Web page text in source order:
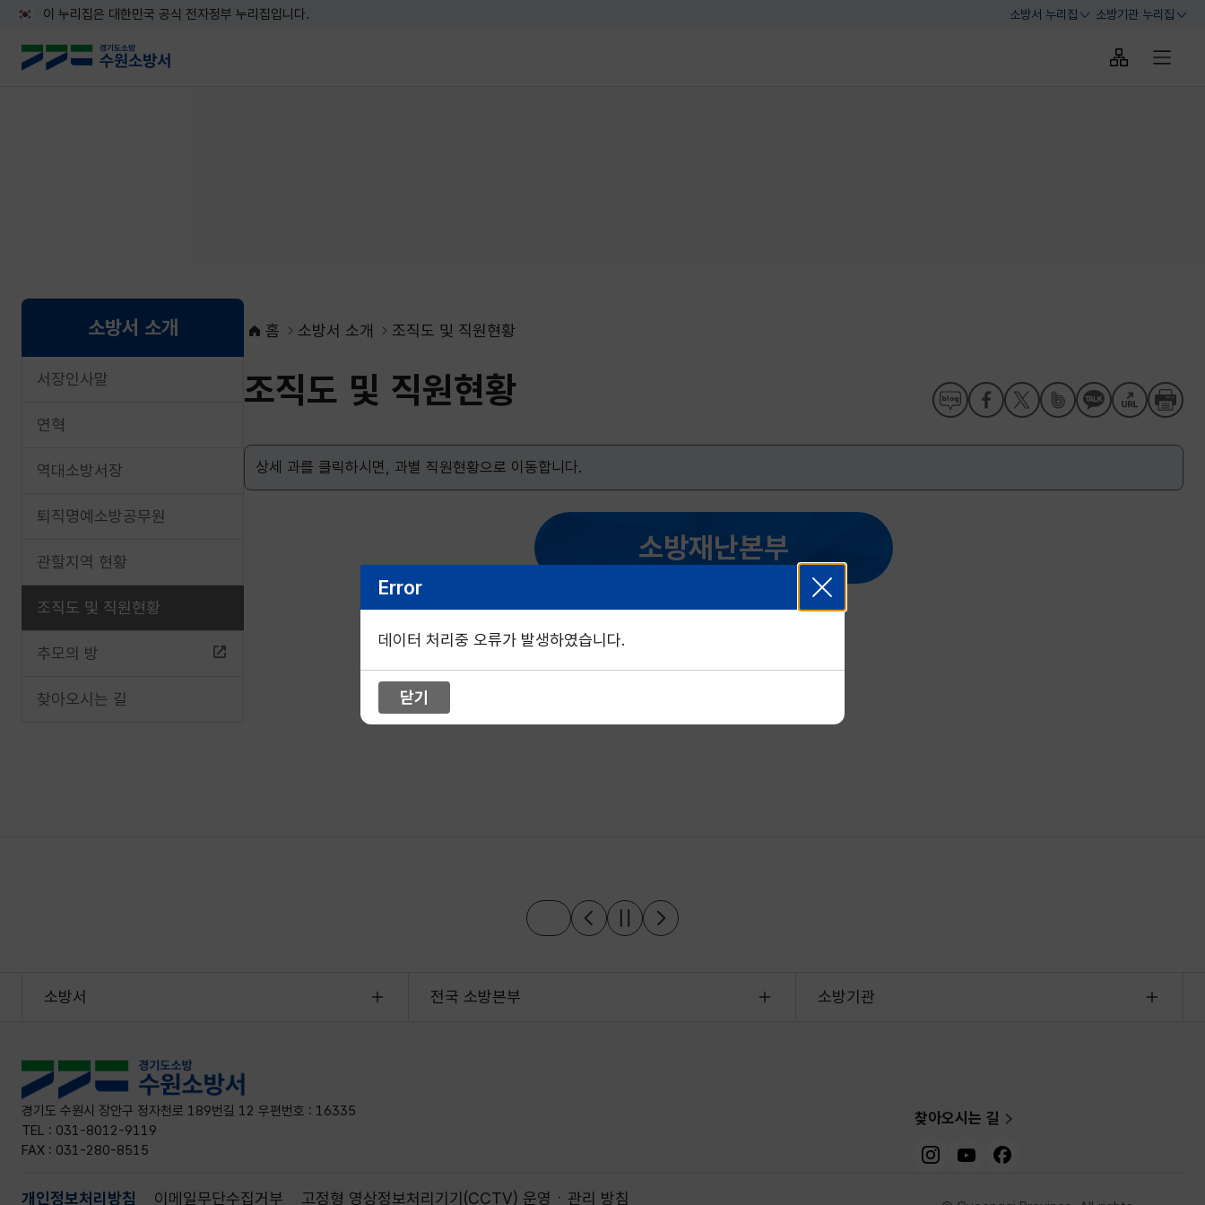
이 누리집은 대한민국 공식 전자정부 누리집입니다. 소방서 누리집
열기
소방기관 누리집
열기
사이트맵 바
전체메
소방서 소개
서장인사말
연혁
역대소방서장
퇴직명예소방공무원
관할지역 현황
조직도 및 직원현황
추모의 방
찾아오시는 길
홈 소방서 소개 조직도 및 직원현황
조직도 및 직원현황
네이버밴드로 공유하기
카카오톡으로 공유하기
URL복사하기
인쇄하기
상세 과를 클릭하시면, 과별 직원현황으로 이동합니다.
소방재난본부
소방서 전국 소방본부 소방기관
경기도 수원시 장안구 정자천로 189번길 12 우편번호 : 16335
TEL : 031-8012-9119
FAX : 031-280-8515
찾아오시는 길
인스타그램
유튜브 페이스북
개인정보처리방침 이메일무단수집거부 고정형 영상정보처리기기(CCTV) 운영ㆍ관리 방침
Error
데이터 처리중 오류가 발생하였습니다.
닫기